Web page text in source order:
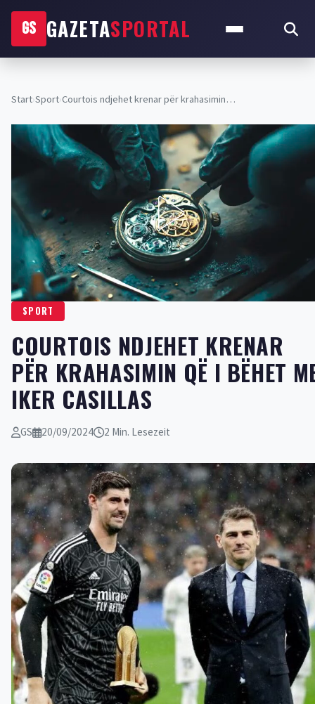
GS GAZETASPORTAL
Start›Sport›Courtois ndjehet krenar për krahasimin…
SPORT
COURTOIS NDJEHET KRENAR
PËR KRAHASIMIN QË I BËHET
IKER CASILLAS
GS 20/09/2024 2 Min. Lesezeit